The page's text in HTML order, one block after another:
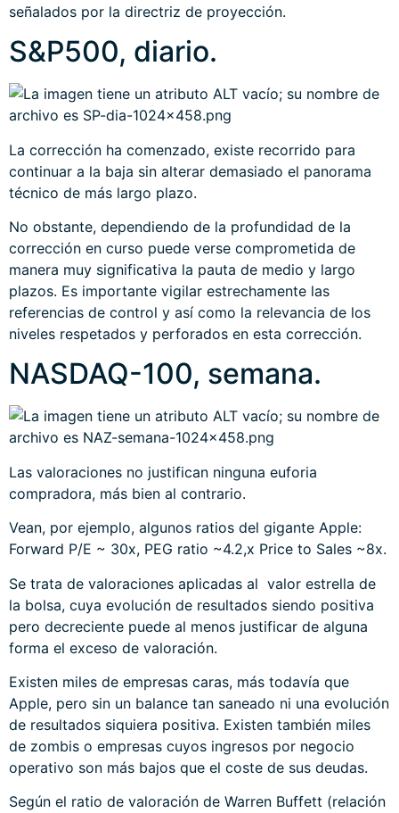
señalados por la directriz de proyección.
S&P500, diario.
La corrección ha comenzado, existe recorrido para
continuar a la baja sin alterar demasiado el panorama
técnico de más largo plazo.
No obstante, dependiendo de la profundidad de la
corrección en curso puede verse comprometida de
manera muy significativa la pauta de medio y largo
plazos. Es importante vigilar estrechamente las
referencias de control y así como la relevancia de los
niveles respetados y perforados en esta corrección.
NASDAQ-100, semana.
Las valoraciones no justifican ninguna euforia
compradora, más bien al contrario.
Vean, por ejemplo, algunos ratios del gigante Apple:
Forward P/E ~ 30x, PEG ratio ~4.2,x Price to Sales ~8x.
Se trata de valoraciones aplicadas al valor estrella de
la bolsa, cuya evolución de resultados siendo positiva
pero decreciente puede al menos justificar de alguna
forma el exceso de valoración.
Existen miles de empresas caras, más todavía que
Apple, pero sin un balance tan saneado ni una evolución
de resultados siquiera positiva. Existen también miles
de zombis o empresas cuyos ingresos por negocio
operativo son más bajos que el coste de sus deudas.
Según el ratio de valoración de Warren Buffett (relación